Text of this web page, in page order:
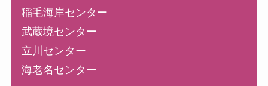
稲毛海岸センター
武蔵境センター
立川センター
海老名センター